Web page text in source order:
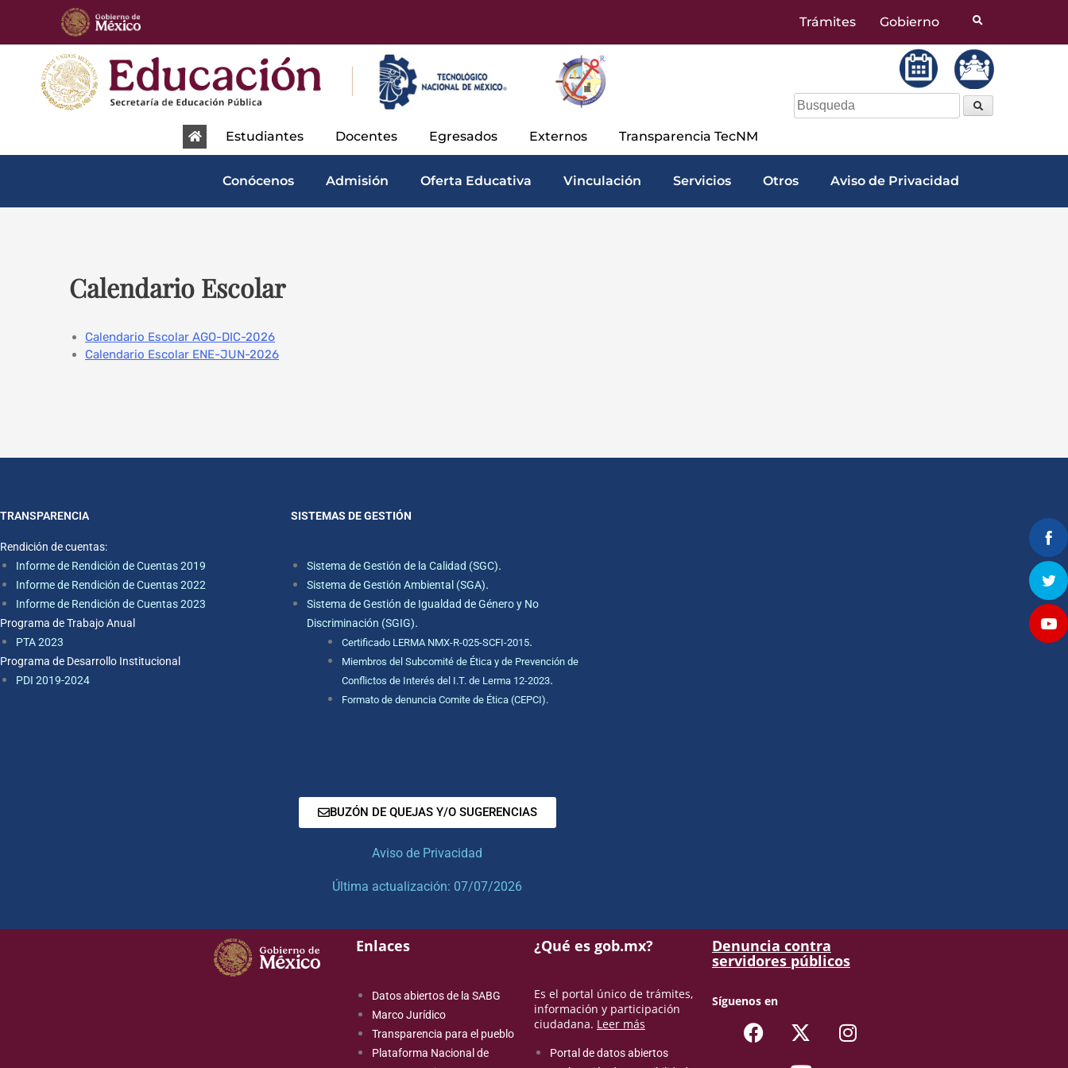
Trámites
Gobierno
Estudiantes Docentes Egresados Externos Transparencia TecNM
Conócenos Admisión Oferta Educativa Vinculación Servicios Otros Aviso de Privacidad
Calendario Escolar
Calendario Escolar AGO-DIC-2026
Calendario Escolar ENE-JUN-2026
TRANSPARENCIA
Rendición de cuentas:
Informe de Rendición de Cuentas 2019
Informe de Rendición de Cuentas 2022
Informe de Rendición de Cuentas 2023
Programa de Trabajo Anual
PTA 2023
Programa de Desarrollo Institucional
PDI 2019-2024
SISTEMAS DE GESTIÓN
Sistema de Gestión de la Calidad (SGC).
Sistema de Gestión Ambiental (SGA).
Sistema de Gestión de Igualdad de Género y No
Discriminación (SGIG).
Certificado LERMA NMX-R-025-SCFI-2015.
Miembros del Subcomité de Ética y de Prevención de
Conflictos de Interés del I.T. de Lerma 12-2023.
Formato de denuncia Comite de Ética (CEPCI).
BUZÓN DE QUEJAS Y/O SUGERENCIAS
Aviso de Privacidad
Última actualización: 07/07/2026
Enlaces
Datos abiertos de la SABG
Marco Jurídico
Transparencia para el pueblo
Plataforma Nacional de
¿Qué es gob.mx?
Es el portal único de trámites,
información y participación
ciudadana. Leer más
Portal de datos abiertos
Denuncia contra
servidores públicos
Síguenos en